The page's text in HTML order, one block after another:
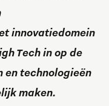
innovatiedomein
Tech in op de
en technologieën
maken.